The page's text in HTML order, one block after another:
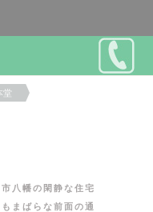
堂
八幡の閑静な住宅
まばらな前面の通